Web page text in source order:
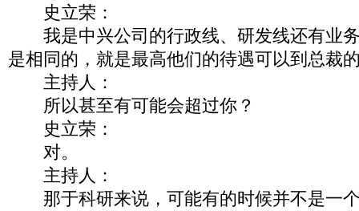
史立荣：
我是中兴公司的行政线、研发线还有业
是相同的，就是最高他们的待遇可以到总裁
主持人：
所以甚至有可能会超过你？
史立荣：
对。
主持人：
那于科研来说，可能有的时候并不是一